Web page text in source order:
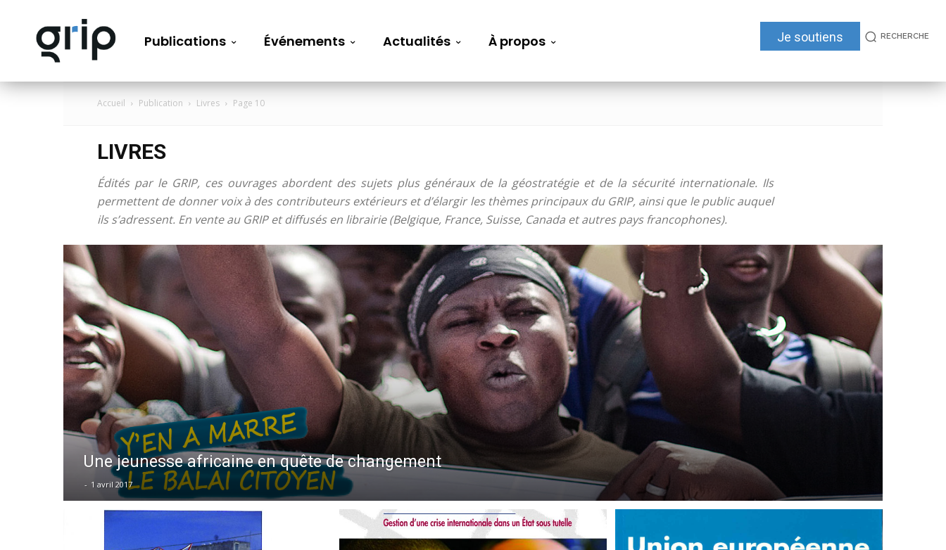
Publications Événements Actualités À propos Je soutiens RECHERCHE
Accueil Publication Livres Page 10
LIVRES
Édités par le GRIP, ces ouvrages abordent des sujets plus généraux de la géostratégie et de la sécurité internationale. Ils
permettent de donner voix à des contributeurs extérieurs et d’élargir les thèmes principaux du GRIP, ainsi que le public auquel
ils s’adressent. En vente au GRIP et diffusés en librairie (Belgique, France, Suisse, Canada et autres pays francophones).
Une jeunesse africaine en quête de changement
- 1 avril 2017